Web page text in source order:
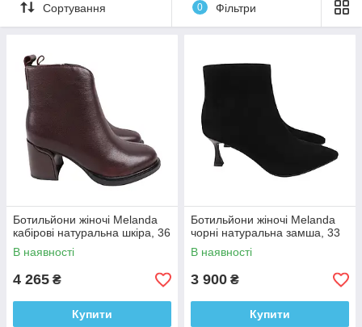
Сортування 0 Фільтри
Ботильйони жіночі Melanda
кабірові натуральна шкіра, 36
В наявності
4 265 ₴
Купити
Ботильйони жіночі Melanda
чорні натуральна замша, 33
В наявності
3 900 ₴
Купити